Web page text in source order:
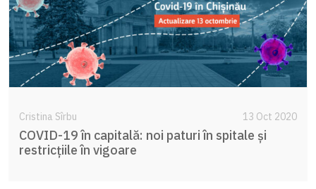
Cristina Sîrbu 13 Oct 2020
COVID-19 în capitală: noi paturi în spitale și
restricțiile în vigoare